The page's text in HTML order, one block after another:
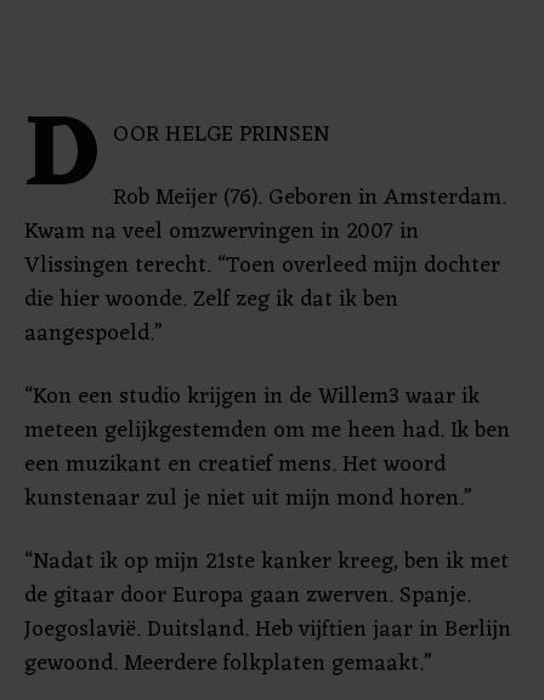
D OOR HELGE PRINSEN
Rob Meijer (76). Geboren in Amsterdam.
Kwam na veel omzwervingen in 2007 in
Vlissingen terecht. “Toen overleed mijn dochter
die hier woonde. Zelf zeg ik dat ik ben
aangespoeld.”
“Kon een studio krijgen in de Willem3 waar ik
meteen gelijkgestemden om me heen had. Ik ben
een muzikant en creatief mens. Het woord
kunstenaar zul je niet uit mijn mond horen.”
“Nadat ik op mijn 21ste kanker kreeg, ben ik met
de gitaar door Europa gaan zwerven. Spanje.
Joegoslavië. Duitsland. Heb vijftien jaar in Berlijn
gewoond. Meerdere folkplaten gemaakt.”